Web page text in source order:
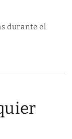
durante el